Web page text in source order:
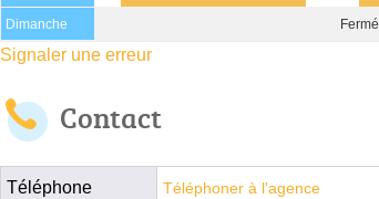
Dimanche Fermé
Signaler une erreur
Contact
Téléphone Téléphoner à l'agence